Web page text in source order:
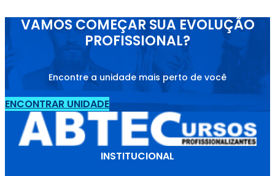
VAMOS COMEÇAR SUA EVOLUÇÃO
PROFISSIONAL?
Encontre a unidade mais perto de você
ENCONTRAR UNIDADE
INSTITUCIONAL